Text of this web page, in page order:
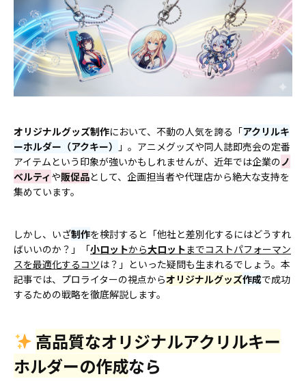
オリジナルグッズ制作において、不動の人気を誇る「アクリルキ
ーホルダー（アクキー）
」。アニメグッズや同人誌即売会の定番
アイテムという印象が強いかもしれませんが、近年では企業のノ
ベルティ や販促品として、企画担当者や代理店から絶大な支持を
集めています。
しかし、いざ制作を検討すると「他社と差別化するにはどうすれ
ばいいのか？」「小ロットから大ロットまでコストパフォーマン
スを最適化するコツは？」といった疑問も生まれるでしょう。本
記事では、プロライターの視点からオリジナルグッズ作成で成功
するための戦略を徹底解説します。
高品質なオリジナルアクリルキー
ホルダーの作成なら